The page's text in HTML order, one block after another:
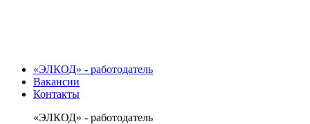
«ЭЛКОД» - работодатель
Вакансии
Контакты
«ЭЛКОД» - работодатель